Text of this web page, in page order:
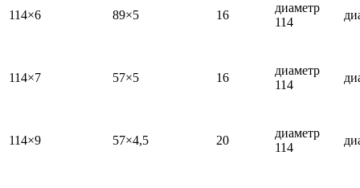
114×6 89×5 16
диаметр
114
114×7 57×5 16
диаметр
114
114×9 57×4,5 20
диаметр
114